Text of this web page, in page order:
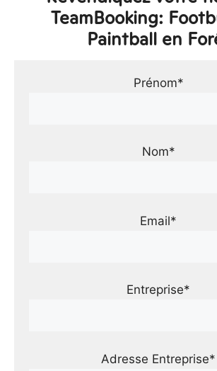
TeamBooking:
Paintball en
Prénom*
Nom*
Email*
Entreprise*
Adresse Entreprise*